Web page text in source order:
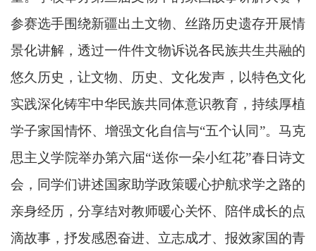
参赛选手围绕新疆出土文物、丝路历史遗存开展情
景化讲解，透过一件件文物诉说各民族共生共融的
悠久历史，让文物、历史、文化发声，以特色文化
实践深化铸牢中华民族共同体意识教育，持续厚植
学子家国情怀、增强文化自信与“五个认同”。马克
思主义学院举办第六届“送你一朵小红花”春日诗文
会，同学们讲述国家助学政策暖心护航求学之路的
亲身经历，分享结对教师暖心关怀、陪伴成长的点
滴故事，抒发感恩奋进、立志成才、报效家国的青